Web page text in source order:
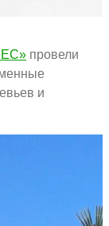
провели
и